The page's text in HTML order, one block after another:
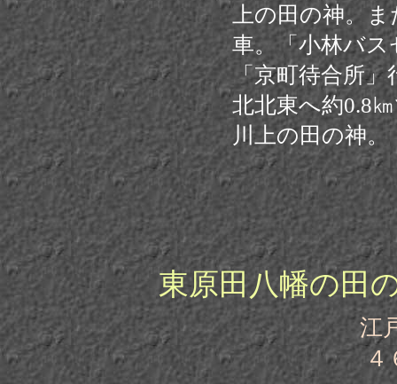
上の田の神。
車。「小林バ
「京町待合所
北北東へ約0.8
川上の田の神。
東原田八幡の田
江戸時代